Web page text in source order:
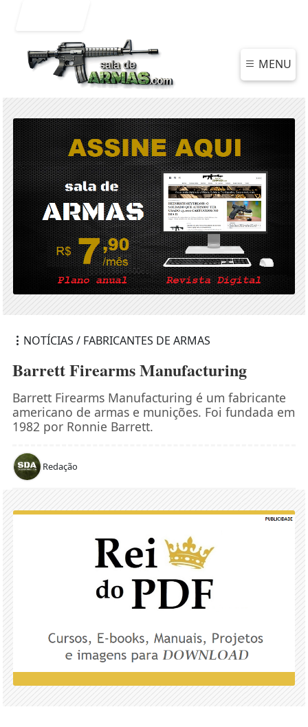
MENU
NOTÍCIAS / FABRICANTES DE ARMAS
Barrett Firearms Manufacturing
Barrett Firearms Manufacturing é um fabricante
americano de armas e munições. Foi fundada em
1982 por Ronnie Barrett.
Redação